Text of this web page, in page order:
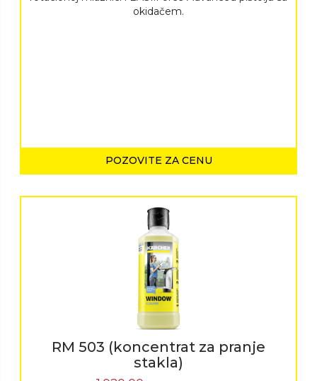
okidačem.
POZOVITE ZA CENU
RM 503 (koncentrat za pranje
stakla)